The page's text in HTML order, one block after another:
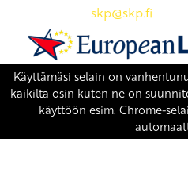
skp@skp.fi
SKP on Euroopan
european-left.org
european-left.org/